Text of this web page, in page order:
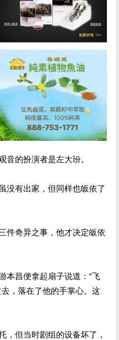
音的扮演者是左大玢。
没有出家，但同样也皈依了
件奇异之事，他才决定皈依
本昌便拿起扇子说道：“飞
，落在了他的手掌心。这
，但当时剧组的设备坏了，